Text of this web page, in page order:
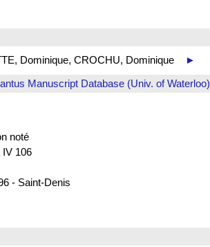
Dominique, CROCHU, Dominique
►
Manuscript Database (Univ. of Waterloo)
noté
IV 106
- Saint-Denis